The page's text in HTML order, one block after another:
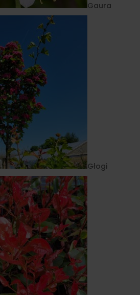
Gaura
Głogi